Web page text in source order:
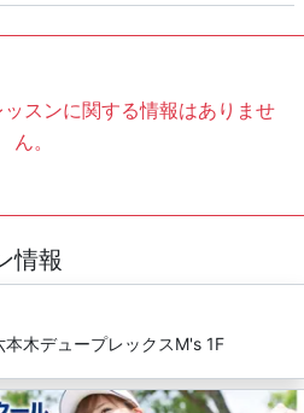
スンに関する情報はありませ
ん。
情報
木デュープレックスM's 1F